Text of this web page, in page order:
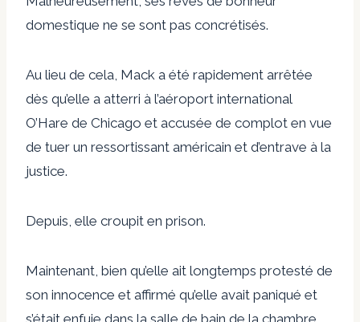
domestique ne se sont pas concrétisés.
Au lieu de cela, Mack a été rapidement arrêtée
dès qu’elle a atterri à l’aéroport international
O’Hare de Chicago et accusée de complot en vue
de tuer un ressortissant américain et d’entrave à la
justice.
Depuis, elle croupit en prison.
Maintenant, bien qu’elle ait longtemps protesté de
son innocence et affirmé qu’elle avait paniqué et
s’était enfuie dans la salle de bain de la chambre